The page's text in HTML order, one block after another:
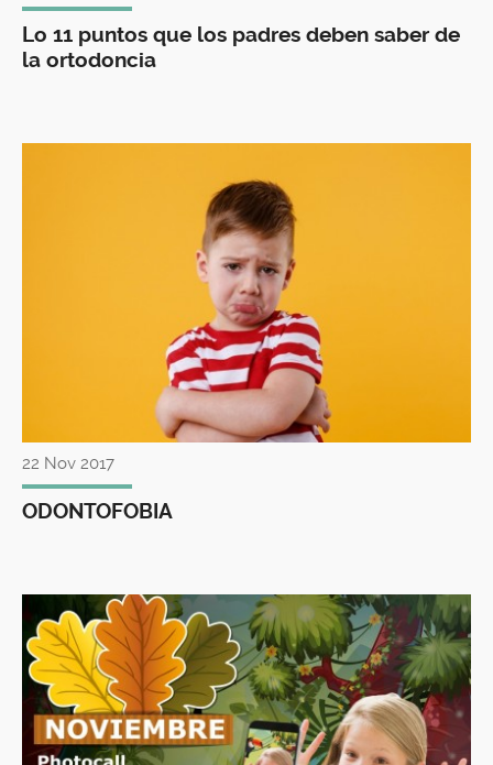
Lo 11 puntos que los padres deben saber de
la ortodoncia
22 Nov 2017
ODONTOFOBIA